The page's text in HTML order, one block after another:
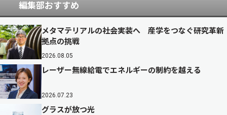
編集部おすすめ
メタマテリアルの社会実装へ 産学をつなぐ研究革新
拠点の挑戦
2026.08.05
レーザー無線給電でエネルギーの制約を越える
2026.07.23
グラスが放つ光